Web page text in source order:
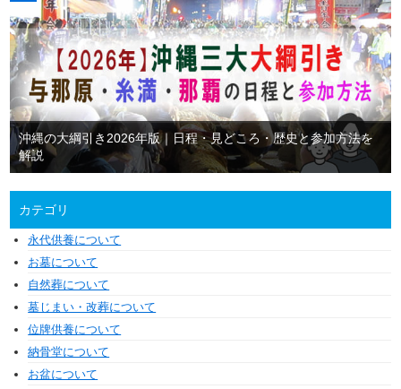
沖縄の大綱引き2026年版｜日程・見どころ・歴史と参加方法を
解説
カテゴリ
永代供養について
お墓について
自然葬について
墓じまい・改葬について
位牌供養について
納骨堂について
お盆について